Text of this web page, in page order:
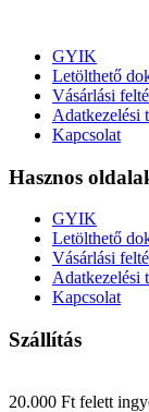
GYIK
Letölthető
Vásárlási
Adatkezelési
Kapcsolat
Hasznos
GYIK
Letölthető
Vásárlási
Adatkezelési
Kapcsolat
Szállítás
20.000 Ft felett